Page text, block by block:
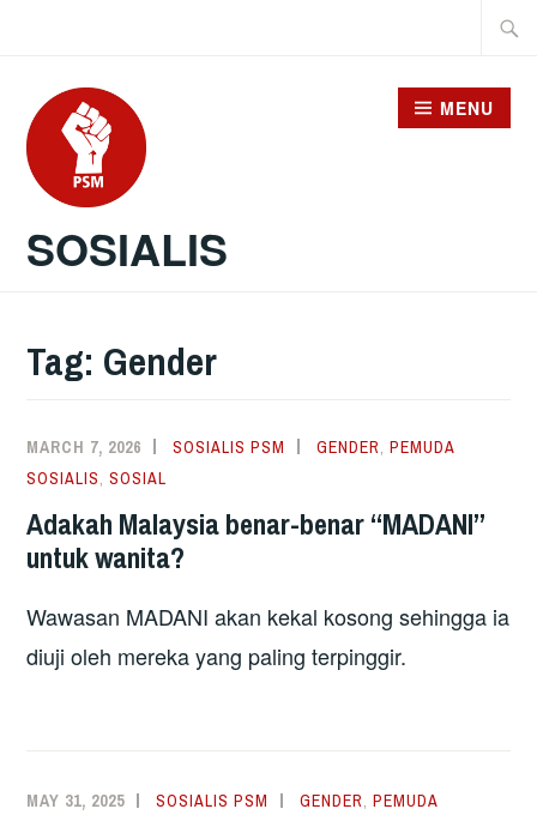
content
SOSIALIS
MENU
Tag: Gender
MARCH 7, 2026 SOSIALIS PSM GENDER,PEMUDA
SOSIALIS,SOSIAL
Adakah Malaysia benar-benar “MADANI”
untuk wanita?
Wawasan MADANI akan kekal kosong sehingga ia
diuji oleh mereka yang paling terpinggir.
MAY 31, 2025 SOSIALIS PSM GENDER,PEMUDA